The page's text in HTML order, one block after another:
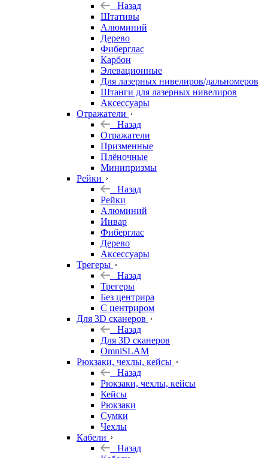
Назад
Штативы
Алюминий
Дерево
Фиберглас
Карбон
Элевационные
Для лазерных нивелиров/дальномеров
Штанги для лазерных нивелиров
Аксессуары
Отражатели
Назад
Отражатели
Призменные
Плёночные
Минипризмы
Рейки
Назад
Рейки
Алюминий
Инвар
Фиберглас
Дерево
Аксессуары
Трегеры
Назад
Трегеры
Без центрира
С центриром
Для 3D сканеров
Назад
Для 3D сканеров
OmniSLAM
Рюкзаки, чехлы, кейсы
Назад
Рюкзаки, чехлы, кейсы
Кейсы
Рюкзаки
Сумки
Чехлы
Кабели
Назад